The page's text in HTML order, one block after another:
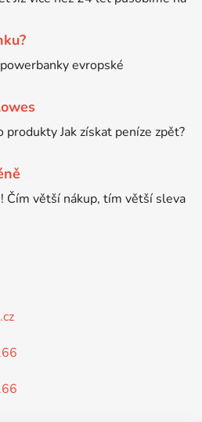
evropské
Jak získat peníze zpět?
Čím větší nákup, tím větší sleva